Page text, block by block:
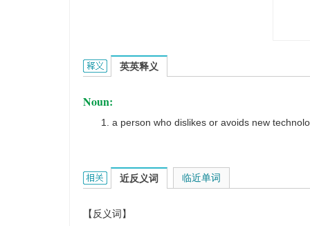
technophobe的英文翻译是什么意思，词典释义与
英英释义
Noun:
a person who dislikes or avoids new
technophobe的相关资料：
近反义词
【反义词】
临近单词